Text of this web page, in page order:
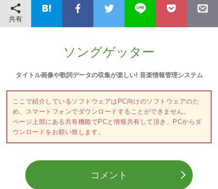
共有
ソングゲッター
タイトル画像や歌詞データの収集が楽しい! 音楽情報管理システム
ここで紹介しているソフトウェアはPC向けのソフトウェアのた
め、スマートフォンでダウンロードすることができません。
ページ上部にある共有機能でPCと情報共有して頂き、PCからダ
ウンロードをお願い致します。
コメント